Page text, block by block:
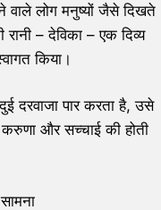
वाले लोग मनुष्यों जैसे दिखते
– देविका – एक दिव्य
किया।
दरवाजा पार करता है, उसे
करुणा और सच्चाई की होती